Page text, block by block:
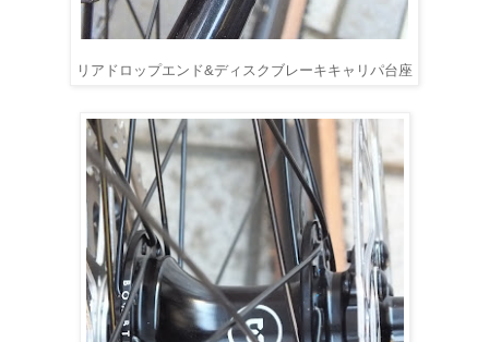
リアドロップエンド&ディスクブレーキキャリパ台座